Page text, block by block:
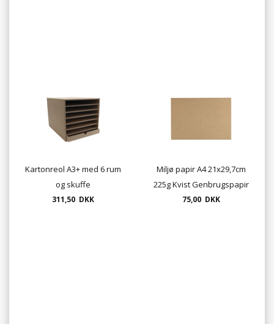
Kartonreol A3+ med 6 rum
og skuffe
311,50 DKK
Miljø papir A4 21x29,7cm
225g Kvist Genbrugspapir
naturfarve, 125ark pr.
75,00 DKK